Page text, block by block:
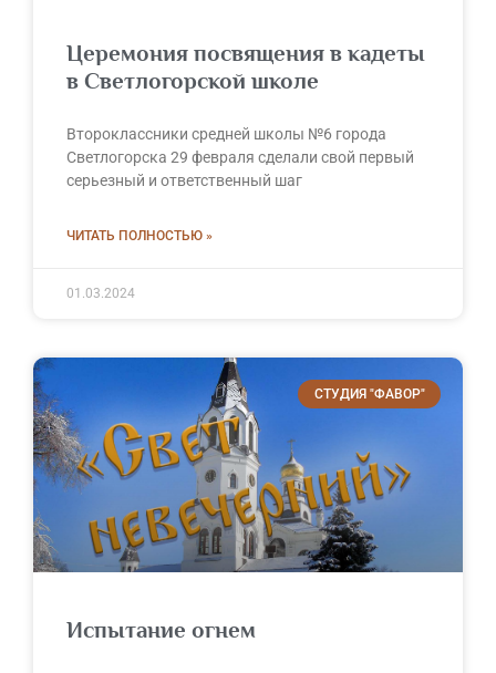
Церемония посвящения в кадеты
в Светлогорской школе
Второклассники средней школы №6 города
Светлогорска 29 февраля сделали свой первый
серьезный и ответственный шаг
ЧИТАТЬ ПОЛНОСТЬЮ »
01.03.2024
СТУДИЯ "ФАВОР"
Испытание огнем